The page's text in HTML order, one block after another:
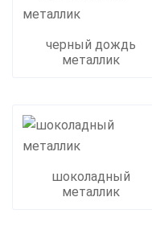
черный дождь
металлик
шоколадный
металлик